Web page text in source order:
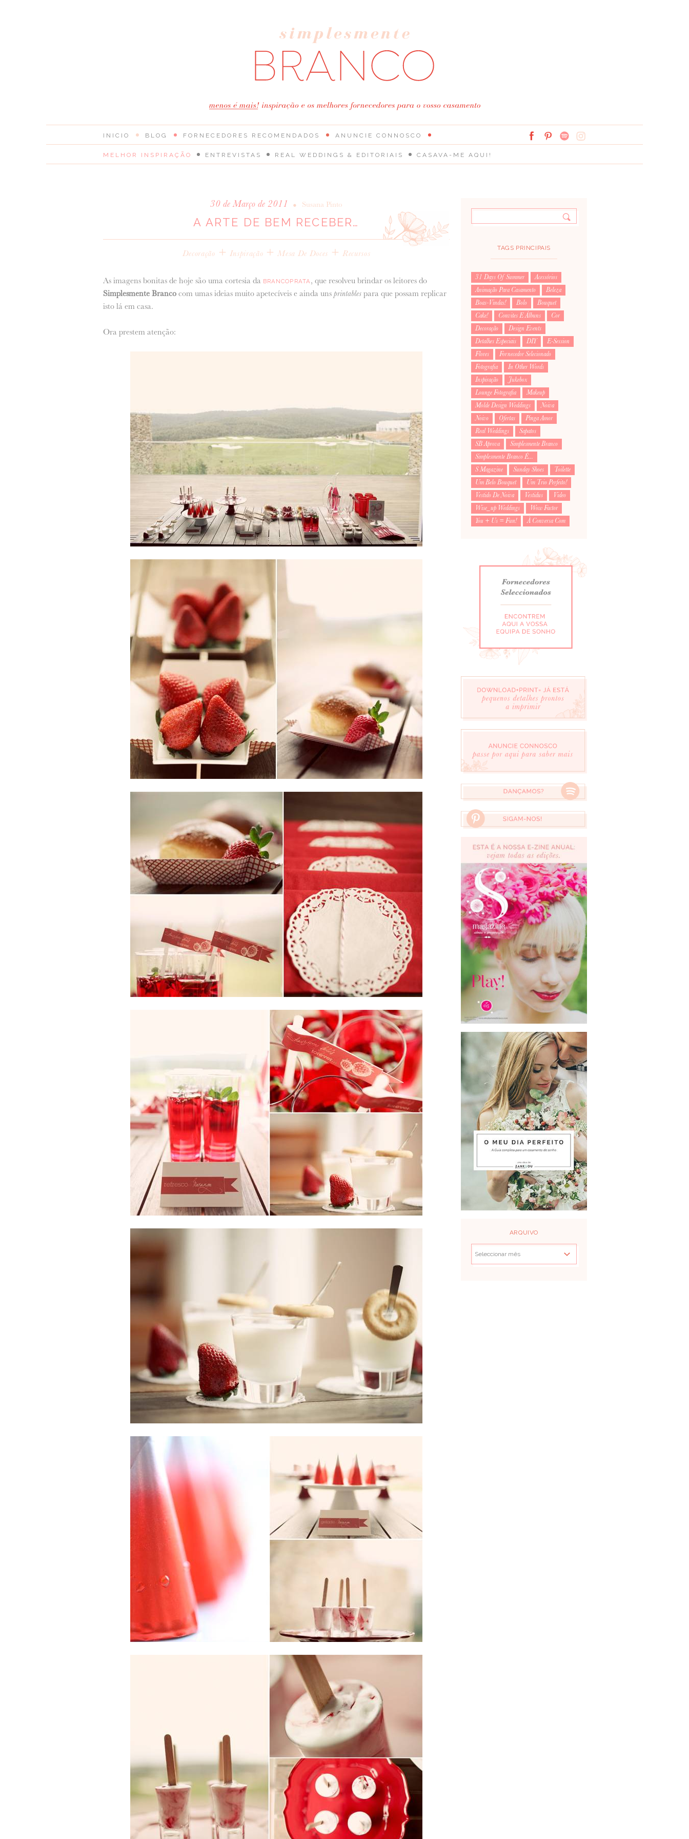
INICIO BLOG
MELHOR INSPIRAÇÃO ENTREVISTAS REAL WEDDINGS & EDITORIAIS CASAVA-ME AQUI!
FORNECEDORES RECOMENDADOS ANUNCIE CONNOSCO
30 de Março de 2011 • Susana Pinto
A ARTE DE BEM RECEBER…
Decoração + Inspiração +Mesa De Doces +Recursos
As imagens bonitas de hoje são uma cortesia da BRANCOPRATA, que resolveu brindar os leitores do
Simplesmente Brancocom umas ideias muito apetecíveis e ainda uns printablespara que possam replicar
isto lá em casa.
Ora prestem atenção:
TAGS PRINCIPAIS
31 Days Of Summer
Acessórios
Animação Para Casamento
Beleza
Boas-Vindas!
Bolo
Bouquet
Cake!
Convites E Álbuns
Cor
Decoração
Design Events
Detalhes Especiais
DIY
E-Session
Flores
Fornecedor Selecionado
Fotografia
In Other Words
Inspiração
Jukebox
Lounge Fotografia
Makeup
Molde Design Weddings
Noiva
Noivo
Ofertas
Pinga Amor
Real Weddings
Sapatos
SB Aprova
Simplesmente Branco
Simplesmente Branco É...
S Magazine
Sunday Shoes
Toilette
Um Belo Bouquet
Um Trio Perfeito!
Vestido De Noiva
Vestidus
Video
Wise_up Weddings
Wow Factor
You + Us = Fun!
À Conversa Com
ARQUIVO